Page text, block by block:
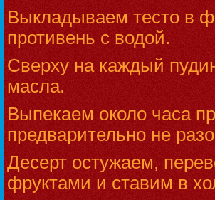
Выкладываем тесто в
противень с водой.
Сверху на каждый
масла.
Выпекаем около часа
предварительно не
Десерт остужаем,
фруктами и ставим в